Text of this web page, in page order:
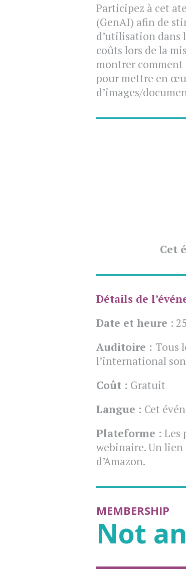
Participez à cet
(GenAI) afin de
d’utilisation dans
coûts lors de la
montrer comment
pour mettre en
d’images/
Cet
Détails de
Date et heure :
Auditoire : Tous
l’international
Coût : Gratuit
Langue : Cet
Plateforme : Les
webinaire. Un lien
d’Amazon.
MEMBERSHIP
Not